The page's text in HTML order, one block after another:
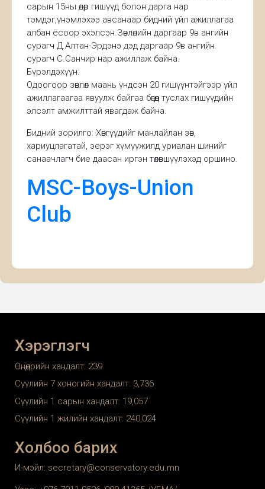
сарын 15ны өдөр гишүүд болон дарга нар
тэмдэг,үнэмлэхээ авсанаар бидний үйл ажиллагаа
албан ёсоор эхэлсэн.Зөвлөлийн даргаар 9в ангийн
сурагч Д.Алтан-Эрдэнэ дэд даргаар 9в ангийн
сурагч С.Санчир нар ажиллаж байна.
Бүрэлдэхүүн:
Одоогоор зөвлөл маань үндсэн 20 гишүүнтэйгээр үйл
ажиллагаагаа явуулж байгаа бөгөөд туслах гишүүдийн
элсэлт амжилттай явагдаж байна.
Бидний зорилго: Хөвгүүдийг манлайлан зөв,
хариуцлагатай, эерэг хүмүүжилд уриалан шинийг
санаачлагч бие даасан иргэн төлөвшүүлэхэд оршино.
MSC-Boys-Union
Club
Хэрэглэгч
Өнөөдрийн хандалт: 239
Сүүлийн 7 хоногийн хандалт: 3,736
Сүүлийн 1 сарын хандалт: 19,057
Сүүлийн 1 жилийн хандалт: 240,024
Холбоо барих
И-мэйл: secretary@conservatory.edu.mn